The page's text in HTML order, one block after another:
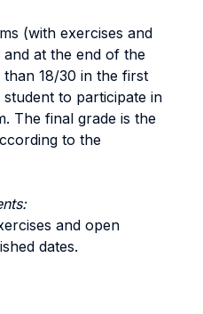
(with exercises and
at the end of the
18/30 in the first
to participate in
The final grade is the
to the
and open
dates.